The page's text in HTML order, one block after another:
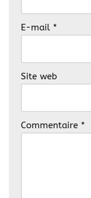
E-mail *
Site web
Commentaire *